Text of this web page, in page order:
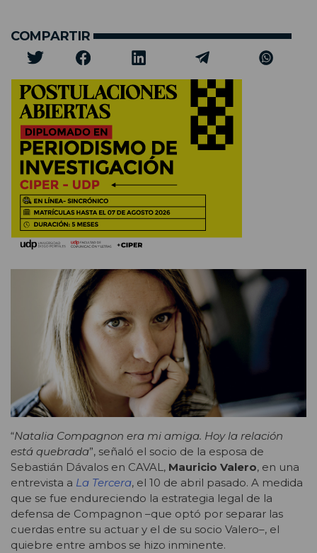
COMPARTIR
“Natalia Compagnon era mi amiga. Hoy la relación
está quebrada”, señaló el socio de la esposa de
Sebastián Dávalos en CAVAL, Mauricio Valero, en una
entrevista a La Tercera, el 10 de abril pasado. A medida
que se fue endureciendo la estrategia legal de la
defensa de Compagnon –que optó por separar las
cuerdas entre su actuar y el de su socio Valero–, el
quiebre entre ambos se hizo inminente.